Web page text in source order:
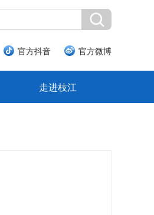
官方抖音 官方微博
走进枝江